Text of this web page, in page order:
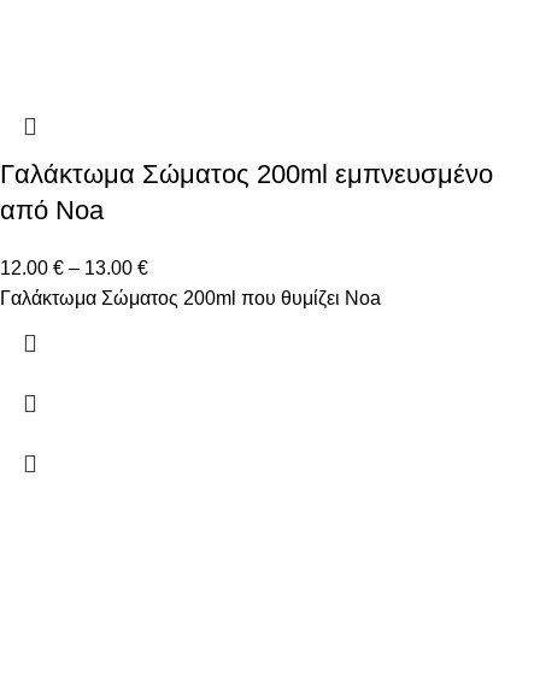
Γαλάκτωμα Σώματος 200ml εμπνευσμένο
από Noa
12.00 € – 13.00 €
Γαλάκτωμα Σώματος 200ml που θυμίζει Noa